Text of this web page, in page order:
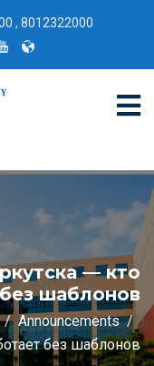
, 8012322000
— кто
шаблонов
Announcements
без шаблонов